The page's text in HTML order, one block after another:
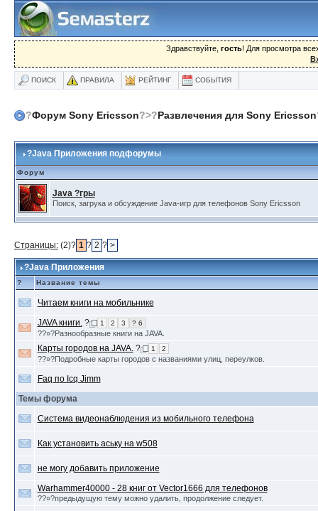
Здравствуйте, гость! Для просмотра
ПОИСК ПРАВИЛА РЕЙТИНГ СОБЫТИЯ
?Форум Sony Ericsson?>?Развлечения для Sony Ericsson
?Java Приложения подфорумы
Форум
Java ?гры
Поиск, загрука и обсуждение Java-игр для телефонов Sony Ericsson
Страницы: (2)? 1 ? 2 ? >
?Java Приложения
? Название темы
Читаем книги на мобильнике
JAVA книги.? 1 2 3 ? 6
??»?Разнообразные книги на JAVA.
Карты городов на JAVA.? 1 2
??»?Подробные карты городов с названиями улиц, переулков.
Faq по Icq Jimm
Темы форума
Система видеонаблюдения из мобильного телефона
Как установить аську на w508
не могу добавить приложение
Warhammer40000 - 28 книг от Vector1666 для телефонов
??»?предыдущую тему можно удалить, продолжение следует.